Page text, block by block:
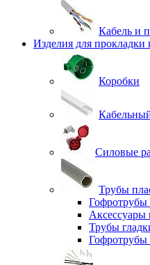
Кабель и
Изделия для прокладки
Коробки
Силовые
Трубы
Аксессуары
Трубы